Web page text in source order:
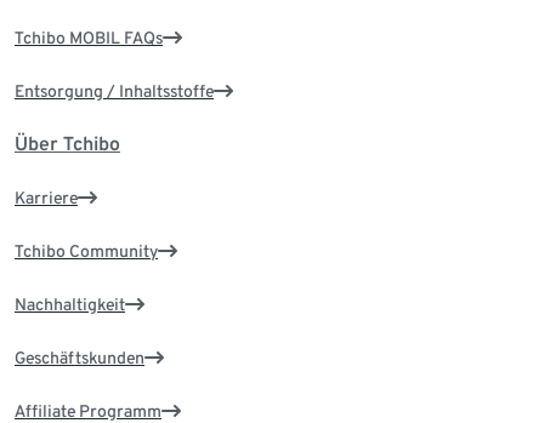
Tchibo MOBIL FAQs
Entsorgung / Inhaltsstoffe
Über Tchibo
Karriere
Tchibo Community
Nachhaltigkeit
Geschäftskunden
Affiliate Programm